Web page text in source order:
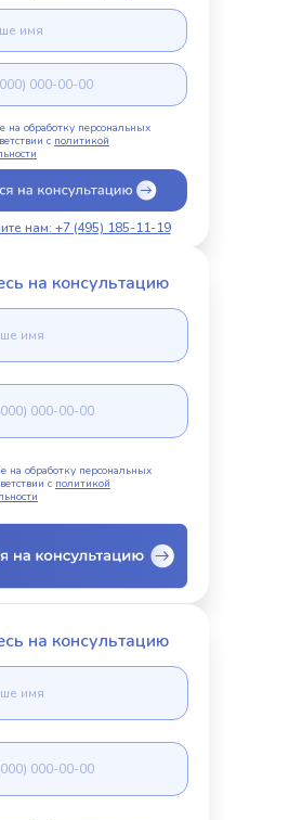
нам: +7 (495) 185-11-19
на обработку персональных
с политикой
на консультацию
на обработку персональных
с политикой
на консультацию